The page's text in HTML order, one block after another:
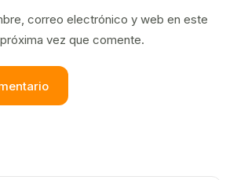
correo electrónico y web en este
vez que comente.